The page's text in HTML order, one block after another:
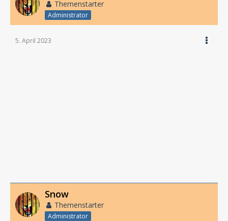
Themenstarter
Administrator
5. April 2023
Snow
Themenstarter
Administrator